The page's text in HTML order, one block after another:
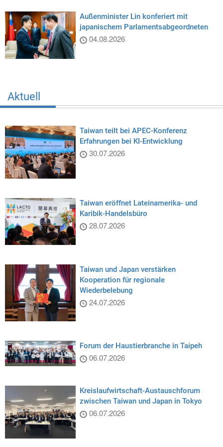
Außenminister Lin konferiert mit
japanischem Parlamentsabgeordneten
04.08.2026
Aktuell
Taiwan teilt bei APEC-Konferenz
Erfahrungen bei KI-Entwicklung
30.07.2026
Taiwan eröffnet Lateinamerika- und
Karibik-Handelsbüro
28.07.2026
Taiwan und Japan verstärken
Kooperation für regionale
Wiederbelebung
24.07.2026
Forum der Haustierbranche in Taipeh
06.07.2026
Kreislaufwirtschaft-Austauschforum
zwischen Taiwan und Japan in Tokyo
06.07.2026